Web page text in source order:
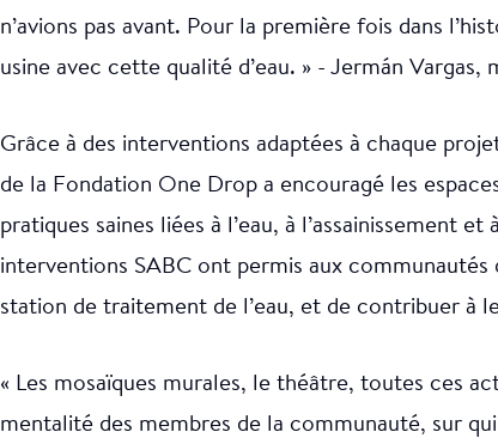
n’avions pas avant. Pour la première fois dans
usine avec cette qualité d’eau. » - Jermán Vargas,
Grâce à des interventions adaptées à chaque
de la Fondation One Drop a encouragé les
pratiques saines liées à l’eau, à l’assainissement
interventions SABC ont permis aux communautés
station de traitement de l’eau, et de contribuer à
« Les mosaïques murales, le théâtre, toutes ces
mentalité des membres de la communauté, sur